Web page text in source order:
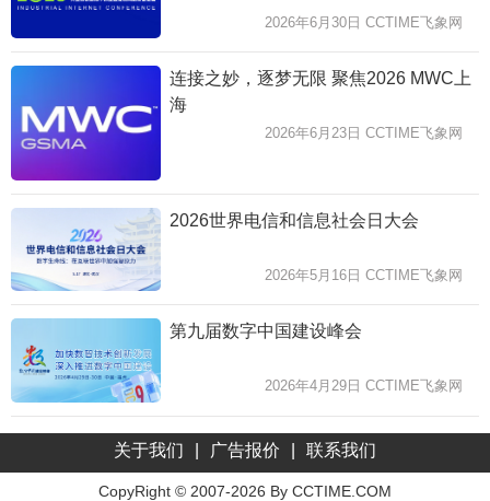
2026年6月30日 CCTIME飞象网
连接之妙，逐梦无限 聚焦2026 MWC上
海
2026年6月23日 CCTIME飞象网
2026世界电信和信息社会日大会
2026年5月16日 CCTIME飞象网
第九届数字中国建设峰会
2026年4月29日 CCTIME飞象网
关于我们 广告报价 联系我们
CopyRight © 2007-2026 By CCTIME.COM